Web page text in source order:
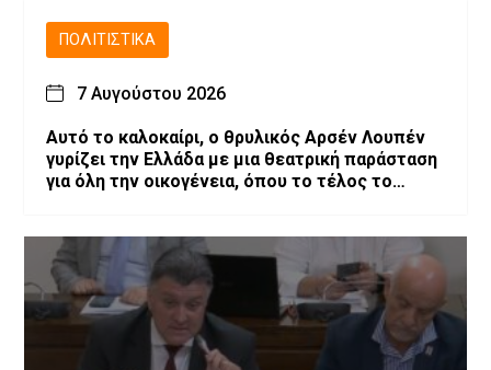
ΠΟΛΙΤΙΣΤΙΚΆ
7 Αυγούστου 2026
Αυτό το καλοκαίρι, ο θρυλικός Αρσέν Λουπέν
γυρίζει την Ελλάδα με μια θεατρική παράσταση
για όλη την οικογένεια, όπου το τέλος το